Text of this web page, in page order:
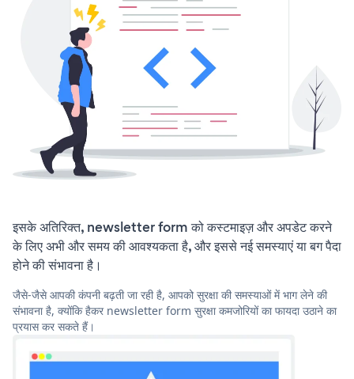
इसके अतिरिक्त, newsletter form को कस्टमाइज़ और अपडेट करने
के लिए अभी और समय की आवश्यकता है, और इससे नई समस्याएं या बग पैदा
होने की संभावना है।
जैसे-जैसे आपकी कंपनी बढ़ती जा रही है, आपको सुरक्षा की समस्याओं में भाग लेने की
संभावना है, क्योंकि हैकर newsletter form सुरक्षा कमजोरियों का फायदा उठाने का
प्रयास कर सकते हैं।